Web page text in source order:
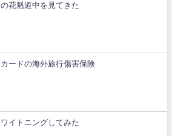
花魁道中を見てきた
ードの海外旅行傷害保険
イトニングしてみた